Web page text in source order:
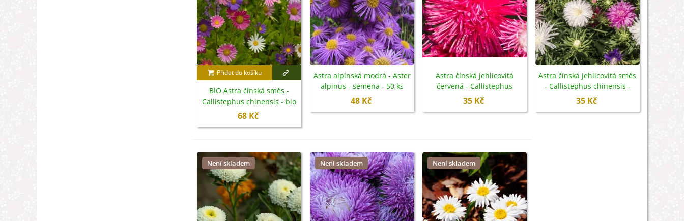
Přidat do košíku
BIO Astra čínská směs -
Callistephus chinensis - bio
semena - 50 ks
68 Kč
Astra alpínská modrá - Aster
alpinus - semena - 50 ks
48 Kč
Astra čínská jehlicovitá
červená - Callistephus
chinensis - semena - 150 ks
35 Kč
Astra čínská jehlicovitá směs
- Callistephus chinensis -
semena - 150 ks
35 Kč
Není skladem Není skladem Není skladem